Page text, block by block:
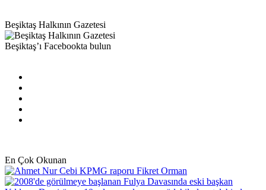
Beşiktaş Halkının Gazetesi
Beşiktaş’ı Facebookta bulun
En Çok Okunan